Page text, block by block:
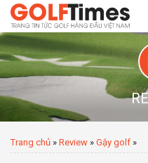
Trang chủ » Review » Gậy golf »